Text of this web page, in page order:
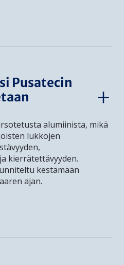
Pusatecin
alumiinista, mikä
lukkojen
kierrätettävyyden.
kestämään
ajan.